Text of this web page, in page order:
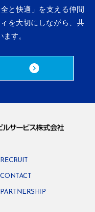
と快適」を支える仲間
を大切にしながら、 共
す。
RECRUIT
CONTACT
PARTNERSHIP